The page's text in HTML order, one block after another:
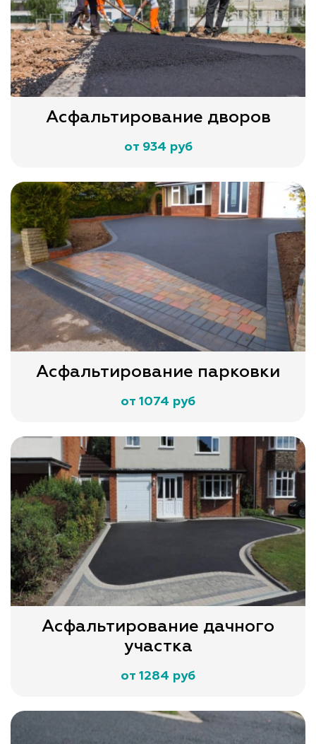
Асфальтирование дворов
от 934 руб
Асфальтирование парковки
от 1074 руб
Асфальтирование дачного
участка
от 1284 руб